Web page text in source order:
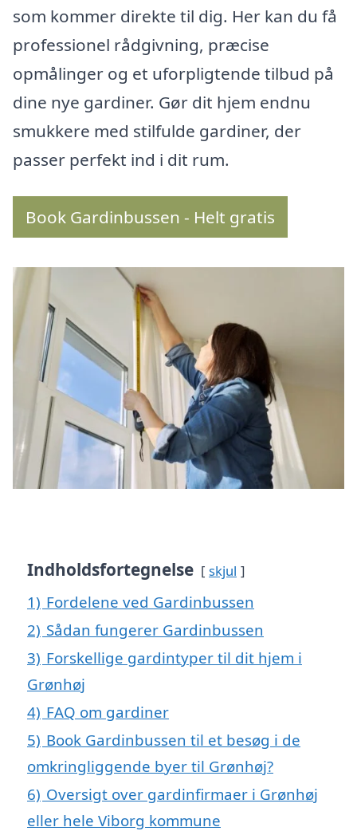
som kommer direkte til dig. Her kan du få
professionel rådgivning, præcise
opmålinger og et uforpligtende tilbud på
dine nye gardiner. Gør dit hjem endnu
smukkere med stilfulde gardiner, der
passer perfekt ind i dit rum.
Book Gardinbussen - Helt gratis
Indholdsfortegnelse skjul
1) Fordelene ved Gardinbussen
2) Sådan fungerer Gardinbussen
3) Forskellige gardintyper til dit hjem i
Grønhøj
4) FAQ om gardiner
5) Book Gardinbussen til et besøg i de
omkringliggende byer til Grønhøj?
6) Oversigt over gardinfirmaer i Grønhøj
eller hele Viborg kommune